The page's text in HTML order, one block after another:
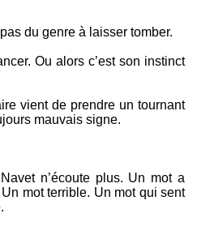
du genre à laisser tomber.
Ou alors c’est son instinct
vient de prendre un tournant
mauvais signe.
n’écoute plus. Un mot a
mot terrible. Un mot qui sent